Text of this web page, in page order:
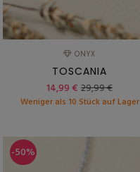
ONYX
TOSCANIA
14,99 € 29,99 €
Weniger als 10 Stück auf Lager
-50%